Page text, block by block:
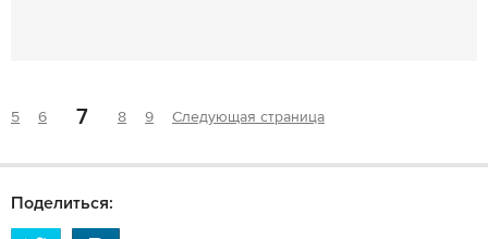
5 6 7 8 9 Следующая страница
Поделиться: